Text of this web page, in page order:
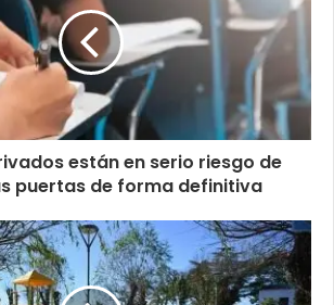
están en serio riesgo de
puertas de forma definitiva